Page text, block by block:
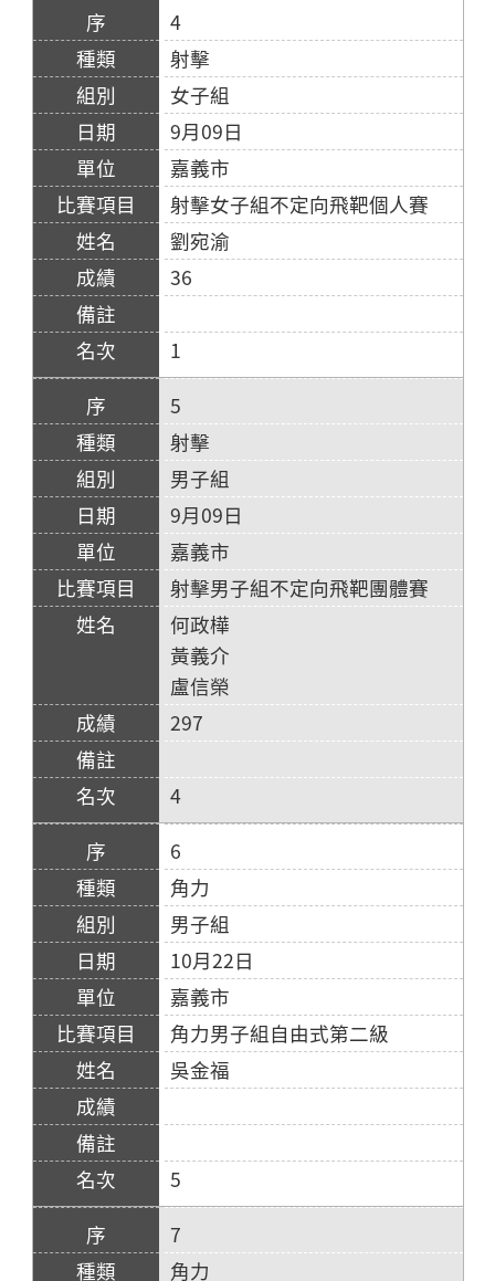
4
射擊
女子組
9月09日
嘉義市
射擊女子組不定向飛靶個人賽
劉宛渝
36
1
5
射擊
男子組
9月09日
嘉義市
射擊男子組不定向飛靶團體賽
何政樺
黃義介
盧信榮
297
4
6
角力
男子組
10月22日
嘉義市
角力男子組自由式第二級
吳金福
5
7
角力